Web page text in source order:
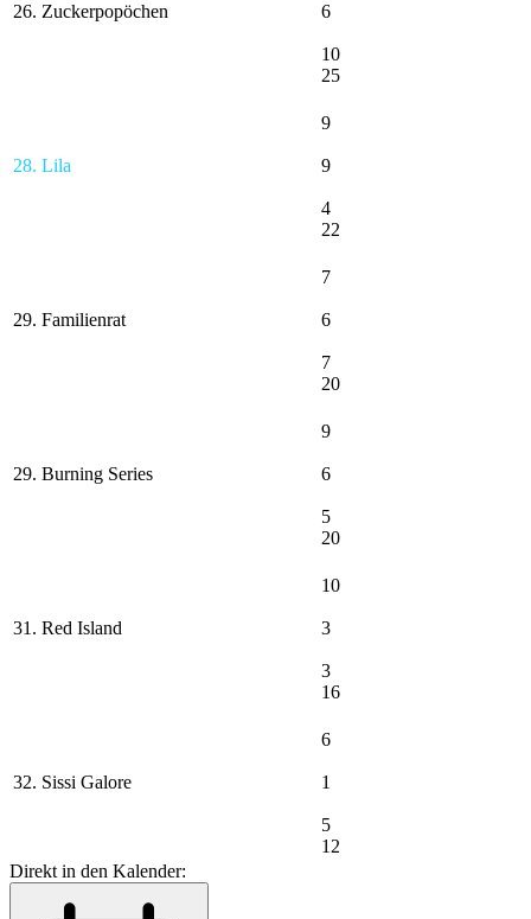
26. Zuckerpopöchen 6
10
25
28. Lila
9
9
4
22
29. Familienrat
7
6
7
20
29. Burning Series
9
6
5
20
31. Red Island
10
3
3
16
32. Sissi Galore
6
1
5
12
Direkt in den Kalender: